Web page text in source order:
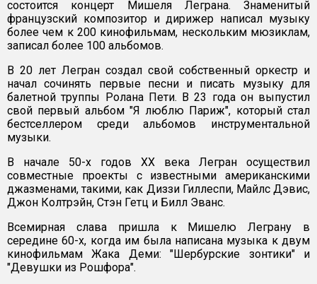
состоится концерт Мишеля Леграна. Знаменитый
французский композитор и дирижер написал музыку
более чем к 200 кинофильмам, нескольким мюзиклам,
записал более 100 альбомов.
В 20 лет Легран создал свой собственный оркестр и
начал сочинять первые песни и писать музыку для
балетной труппы Ролана Пети. В 23 года он выпустил
свой первый альбом "Я люблю Париж", который стал
бестселлером среди альбомов инструментальной
музыки.
В начале 50-х годов ХХ века Легран осуществил
совместные проекты с известными американскими
джазменами, такими, как Диззи Гиллеспи, Майлс Дэвис,
Джон Колтрэйн, Стэн Гетц и Билл Эванс.
Всемирная слава пришла к Мишелю Леграну в
середине 60-х, когда им была написана музыка к двум
кинофильмам Жака Деми: "Шербурские зонтики" и
"Девушки из Рошфора".